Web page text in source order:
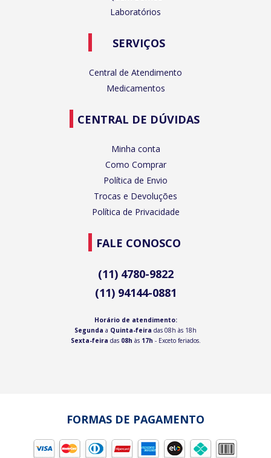
Laboratórios
SERVIÇOS
Central de Atendimento
Medicamentos
CENTRAL DE DÚVIDAS
Minha conta
Como Comprar
Política de Envio
Trocas e Devoluções
Política de Privacidade
FALE CONOSCO
(11) 4780-9822
(11) 94144-0881
Horário de atendimento:
Segunda a Quinta-feira das 08h às 18h
Sexta-feira das 08h às 17h - Exceto feriados.
FORMAS DE PAGAMENTO